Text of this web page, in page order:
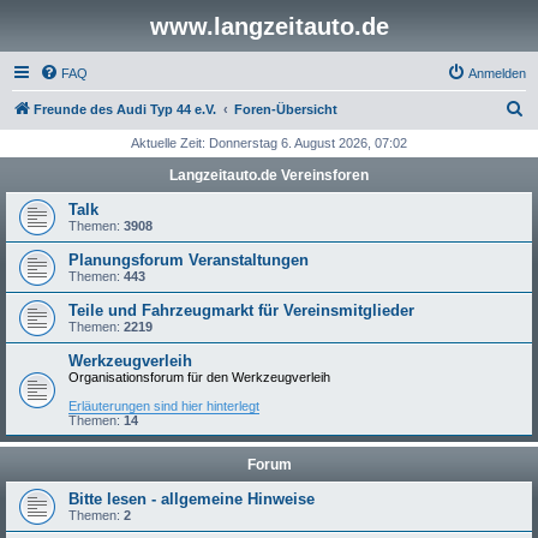
www.langzeitauto.de
FAQ Anmelden
Freunde des Audi Typ 44 e.V. Foren-Übersicht
h
Aktuelle Zeit: Donnerstag 6. August 2026, 07:02
Langzeitauto.de Vereinsforen
Talk
Themen: 3908
Planungsforum Veranstaltungen
Themen: 443
Teile und Fahrzeugmarkt für Vereinsmitglieder
Themen: 2219
Werkzeugverleih
Organisationsforum für den Werkzeugverleih
Erläuterungen sind hier hinterlegt
Themen: 14
Forum
Bitte lesen - allgemeine Hinweise
Themen: 2